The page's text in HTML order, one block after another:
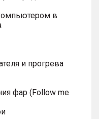
в
и прогрева
фар (Follow me